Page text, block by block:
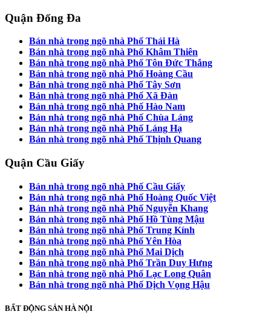
Quận Đống Đa
Bán nhà trong ngõ nhà Phố Thái Hà
Bán nhà trong ngõ nhà Phố Khâm Thiên
Bán nhà trong ngõ nhà Phố Tôn Đức Thắng
Bán nhà trong ngõ nhà Phố Hoàng Cầu
Bán nhà trong ngõ nhà Phố Tây Sơn
Bán nhà trong ngõ nhà Phố Xã Đàn
Bán nhà trong ngõ nhà Phố Hào Nam
Bán nhà trong ngõ nhà Phố Chùa Láng
Bán nhà trong ngõ nhà Phố Láng Hạ
Bán nhà trong ngõ nhà Phố Thịnh Quang
Quận Cầu Giấy
Bán nhà trong ngõ nhà Phố Cầu Giấy
Bán nhà trong ngõ nhà Phố Hoàng Quốc Việt
Bán nhà trong ngõ nhà Phố Nguyễn Khang
Bán nhà trong ngõ nhà Phố Hồ Tùng Mậu
Bán nhà trong ngõ nhà Phố Trung Kính
Bán nhà trong ngõ nhà Phố Yên Hòa
Bán nhà trong ngõ nhà Phố Mai Dịch
Bán nhà trong ngõ nhà Phố Trần Duy Hưng
Bán nhà trong ngõ nhà Phố Lạc Long Quân
Bán nhà trong ngõ nhà Phố Dịch Vọng Hậu
BẤT ĐỘNG SẢN HÀ NỘI